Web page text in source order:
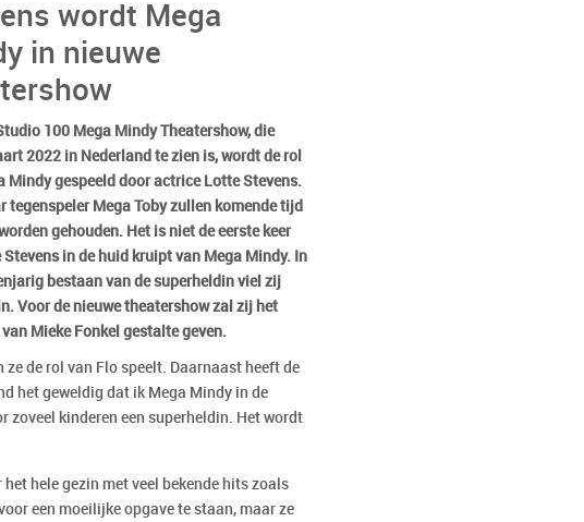
wordt Mega
in nieuwe
100 Mega Mindy Theatershow, die
2022 in Nederland te zien is, wordt de rol
Mindy gespeeld door actrice Lotte Stevens.
tegenspeler Mega Toby zullen komende tijd
gehouden. Het is niet de eerste keer
in de huid kruipt van Mega Mindy. In
bestaan van de superheldin viel zij
Voor de nieuwe theatershow zal zij het
Mieke Fonkel gestalte geven.
ze de rol van Flo speelt. Daarnaast heeft de
het geweldig dat ik Mega Mindy in de
zoveel kinderen een superheldin. Het wordt
hele gezin met veel bekende hits zoals
een moeilijke opgave te staan, maar ze